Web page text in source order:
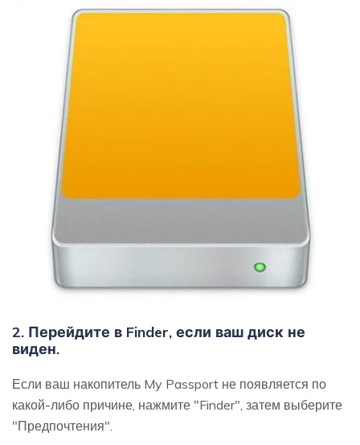
2. Перейдите в Finder, если ваш диск не
виден.
Если ваш накопитель My Passport не появляется по
какой-либо причине, нажмите "Finder", затем выберите
"Предпочтения".